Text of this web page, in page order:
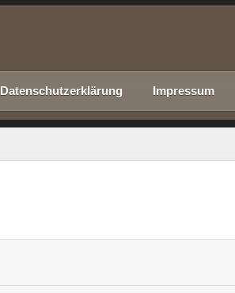
Datenschutzerklärung Impressum